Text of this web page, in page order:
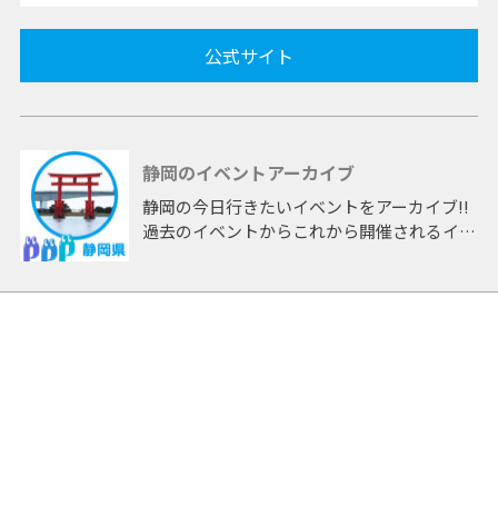
公式サイト
静岡のイベントアーカイブ
静岡の今日行きたいイベントをアーカイブ!!
過去のイベントからこれから開催されるイベ